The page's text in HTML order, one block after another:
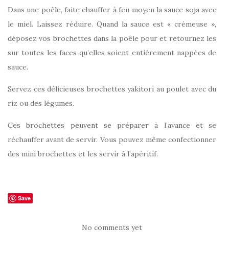
Dans une poêle, faite chauffer à feu moyen la sauce soja avec
le miel. Laissez réduire. Quand la sauce est « crémeuse »,
déposez vos brochettes dans la poêle pour et retournez les
sur toutes les faces qu’elles soient entièrement nappées de
sauce.
Servez ces délicieuses brochettes yakitori au poulet avec du
riz ou des légumes.
Ces brochettes peuvent se préparer à l’avance et se
réchauffer avant de servir. Vous pouvez même confectionner
des mini brochettes et les servir à l’apéritif.
Save
No comments yet